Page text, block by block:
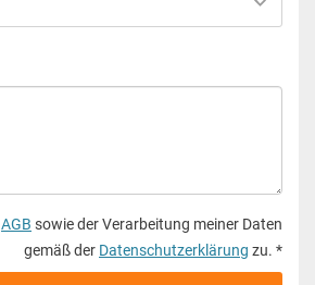
AGB sowie der Verarbeitung meiner Daten
gemäß der Datenschutzerklärung zu. *